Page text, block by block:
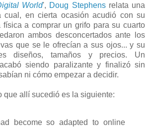
World', Doug Stephensrelata una
cual, en cierta ocasión acudió con su
física a comprar un grifo para su cuarto
ambos desconcertados ante los
que se le ofrecían a sus ojos... y su
diseños, tamaños y precios. Un
siendo paralizante y finalizó sin
ni cómo empezar a decidir.
que allí sucedió es la siguiente:
become so adapted to online